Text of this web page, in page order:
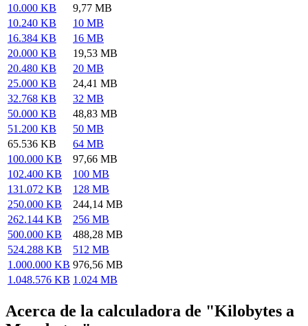
10.000 KB
9,77 MB
10.240 KB
10 MB
16.384 KB
16 MB
20.000 KB
19,53 MB
20.480 KB
20 MB
25.000 KB
24,41 MB
32.768 KB
32 MB
50.000 KB
48,83 MB
51.200 KB
50 MB
65.536 KB
64 MB
100.000 KB
97,66 MB
102.400 KB
100 MB
131.072 KB
128 MB
250.000 KB
244,14 MB
262.144 KB
256 MB
500.000 KB
488,28 MB
524.288 KB
512 MB
1.000.000 KB 976,56 MB
1.048.576 KB 1.024 MB
Acerca de la calculadora de "Kilobytes a